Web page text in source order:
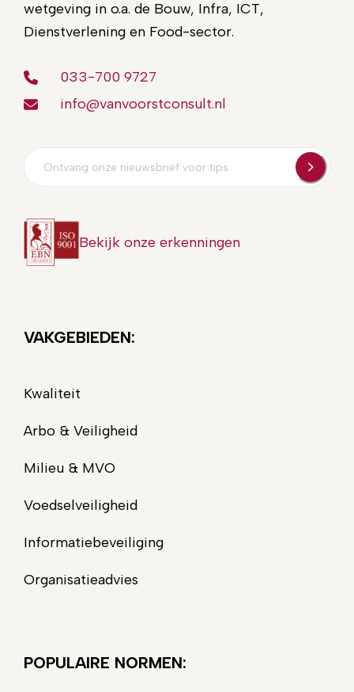
wetgeving in o.a. de Bouw, Infra, ICT,
Dienstverlening en Food-sector.
033-700 9727
info@vanvoorstconsult.nl
Bekijk onze erkenningen
VAKGEBIEDEN:
Kwaliteit
Arbo & Veiligheid
Milieu & MVO
Voedselveiligheid
Informatiebeveiliging
Organisatieadvies
POPULAIRE NORMEN: